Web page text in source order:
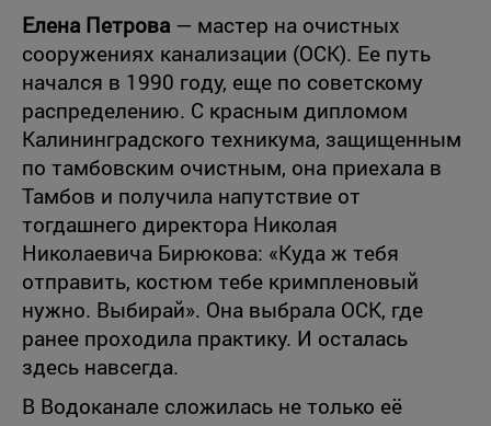
Елена Петрова — мастер на очистных
сооружениях канализации (ОСК). Ее путь
начался в 1990 году, еще по советскому
распределению. С красным дипломом
Калининградского техникума, защищенным
по тамбовским очистным, она приехала в
Тамбов и получила напутствие от
тогдашнего директора Николая
Николаевича Бирюкова: «Куда ж тебя
отправить, костюм тебе кримпленовый
нужно. Выбирай». Она выбрала ОСК, где
ранее проходила практику. И осталась
здесь навсегда.
В Водоканале сложилась не только её